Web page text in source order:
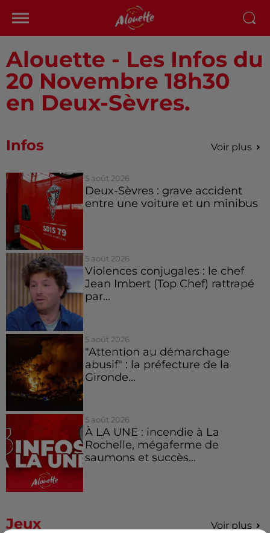
Alouette - Les Infos du
20 Novembre 18h30
en Deux-Sèvres.
Infos Voir plus
5 août 2026
Deux-Sèvres : grave accident
entre une voiture et un minibus
5 août 2026
Violences conjugales : le chef
Jean Imbert (Top Chef) rattrapé
par...
5 août 2026
"Attention au démarchage
abusif" : la préfecture de la
Gironde...
5 août 2026
À LA UNE : incendie à La
Rochelle, mégaferme de
saumons et succès...
Jeux Voir plus